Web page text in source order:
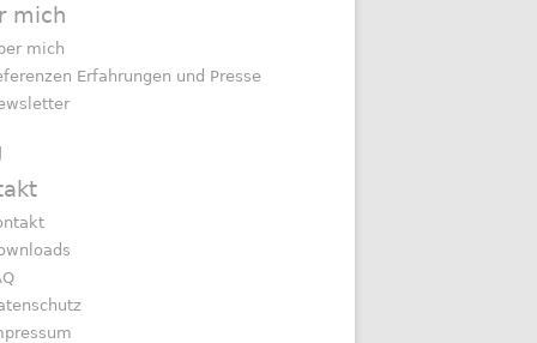
mich
mich
Erfahrungen und Presse